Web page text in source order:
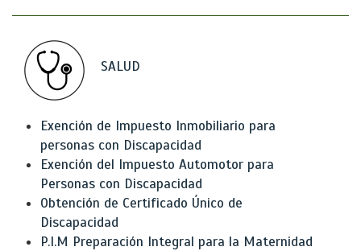
SALUD
Exención de Impuesto Inmobiliario para
personas con Discapacidad
Exención del Impuesto Automotor para
Personas con Discapacidad
Obtención de Certificado Único de
Discapacidad
P.I.M Preparación Integral para la Maternidad